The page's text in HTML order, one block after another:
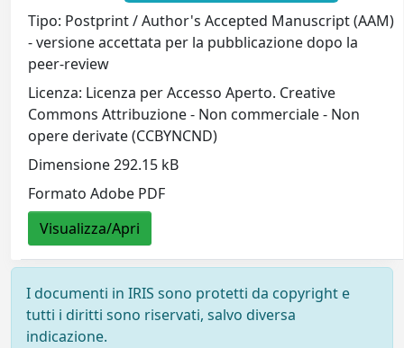
Tipo: Postprint / Author's Accepted Manuscript (AAM)
- versione accettata per la pubblicazione dopo la
peer-review
Licenza: Licenza per Accesso Aperto. Creative
Commons Attribuzione - Non commerciale - Non
opere derivate (CCBYNCND)
Dimensione 292.15 kB
Formato Adobe PDF
Visualizza/Apri
I documenti in IRIS sono protetti da copyright e
tutti i diritti sono riservati, salvo diversa
indicazione.